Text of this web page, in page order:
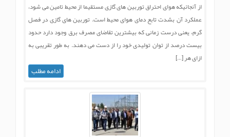
از آنجائيكه هوای احتراق توربين های گازی مستقيما از محيط تامين می شود،
عملكرد آن بشدت تابع دمای هوای محيط است. توربين های گازی در فصل
گرم، يعنی درست زمانی که بيشترين تقاضای مصرف برق وجود دارد حدود
بيست درصد از توان توليدی خود را از دست می دهند. به طور تقریبی به
ازای هر […]
ادامه مطلب